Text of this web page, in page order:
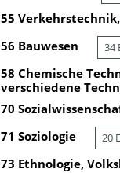
55
56 Bauwesen 34
58 Chemische
verschiedene
70
71 Soziologie 20
73 Ethnologie,